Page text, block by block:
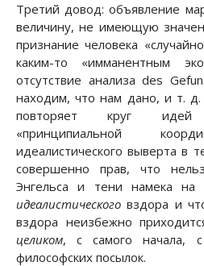
Третий довод: объявление
величину, не имеющую
признание человека
каким-то «имманентным
отсутствие анализа des
находим, что нам дано, и т.
повторяет круг идей
«принципиальной
идеалистического выверта в
совершенно прав, что
Энгельса и тени намека на
идеалистического вздора и
вздора неизбежно
целиком, с самого начала,
философских посылок.